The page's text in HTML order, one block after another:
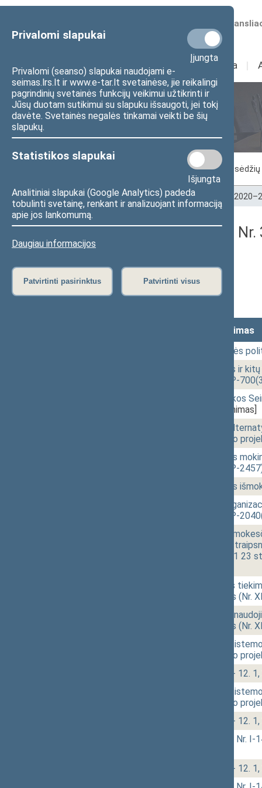
Privalomi slapukai
Įjungta
Privalomi (seanso) slapukai naudojami e-
seimas.lrs.lt ir www.e-tar.lt svetainėse, jie reikalingi
pagrindinių svetainės funkcijų veikimui užtikrinti ir
Jūsų duotam sutikimui su slapuku išsaugoti, jei tokį
davėte. Svetainės negalės tinkamai veikti be šių
slapukų.
Statistikos slapukai
Išjungta
Analitiniai slapukai (Google Analytics) padeda
tobulinti svetainę, renkant ir analizuojant informaciją
apie jos lankomumą.
Daugiau informacijos
Patvirtinti pasirinktus Patvirtinti visus
Numatomos
Sudėtis Veikla I
Seimo posėdžiai
Posėdžiai
Pradžia>Seimo posėdžiai>Kadencijos
Seimo vakarinis posėdis
Stenograma
Vaizdo įrašas
Svarstytas klausimas
Diskusija „Regioninės
Valstybės vėliavos ir
projektas (Nr. XIVP-
Lietuvos Respublikos
[Tvirtinimas]
Papildomosios ir
pakeitimo įstatymo
Socialinės paramos
projektas (Nr. XIVP-
Periodinės pensijos
Nevyriausybinių
projektas (Nr. XIVP-
Gyventojų pajamų
22, 23, 27, 29, 30
įstatymo Nr. XI-111 23
Geriamojo vandens
įstatymo projektas (Nr.
Specialiųjų žemės
įstatymo projektas (Nr.
Krašto apsaugos
pakeitimo įstatymo
Klausimų grupė: 2 - 12.
Krašto apsaugos
pakeitimo įstatymo
Klausimų grupė: 2 - 12.
Švietimo įstatymo Nr.
Klausimų grupė: 2 - 12.